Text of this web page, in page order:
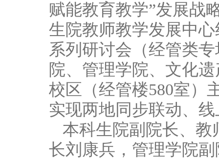
赋能教育教学”发展战
生院教师教学发展中
系列研讨会（经管类
院、管理学院、文化
校区（经管楼580室）
实现两地同步联动、
本科生院副院长、
长刘康兵，管理学院